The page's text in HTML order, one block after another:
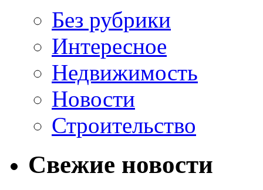
Без рубрики
Интересное
Недвижимость
Новости
Строительство
Свежие новости